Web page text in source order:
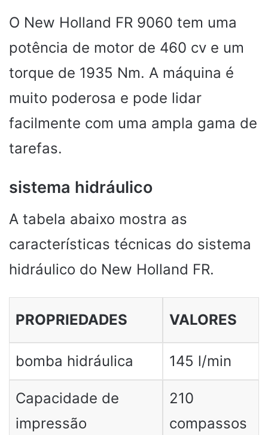
O New Holland FR 9060 tem uma
potência de motor de 460 cv e um
torque de 1935 Nm. A máquina é
muito poderosa e pode lidar
facilmente com uma ampla gama de
tarefas.
sistema hidráulico
A tabela abaixo mostra as
características técnicas do sistema
hidráulico do New Holland FR.
PROPRIEDADES VALORES
bomba hidráulica 145 l/min
Capacidade de
impressão
210
compassos